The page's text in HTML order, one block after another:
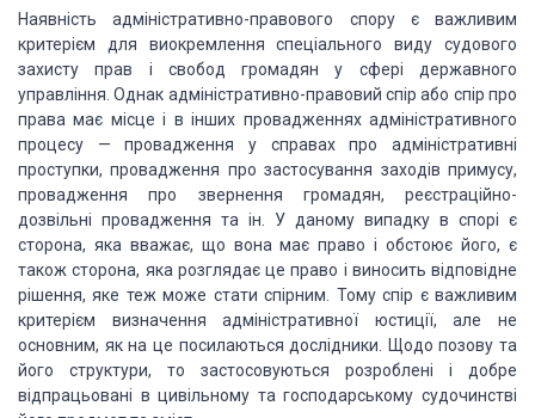
Наявність адміністративно-правового спору є важливим
критерієм для виокремлення спеціального виду судового
захис­ту прав і свобод громадян у сфері державного
управління. Од­нак адміністративно-правовий спір або спір про
права має міс­це і в інших провадженнях адміністративного
процесу — про­вадження у справах про адміністративні
проступки, провадження про застосування заходів примусу,
провадження про звернення громадян, реєстраційно-
дозвільні провадження та ін. У даному випадку в спорі є
сторона, яка вважає, що вона має право і обстоює його, є
також сторона, яка розглядає це право і виносить відповідне
рішення, яке теж може стати спір­ним. Тому спір є важливим
критерієм визначення адміністра­тивної юстиції, але не
основним, як на це посилаються дослідники.
Щодо позову та
його структури, то застосовуються розроблені і добре
відпрацьовані в цивільному та господарсько­му судочинстві